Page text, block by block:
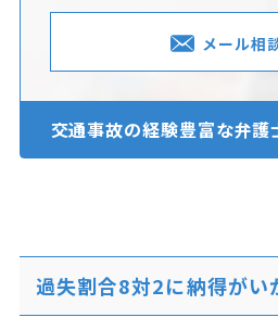
メール相
交通事故の経験豊富な弁護
過失割合8対2に納得がい